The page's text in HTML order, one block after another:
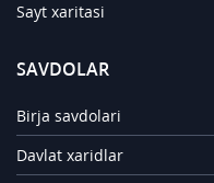
Sayt xaritasi
SAVDOLAR
Birja savdolari
Davlat xaridlar